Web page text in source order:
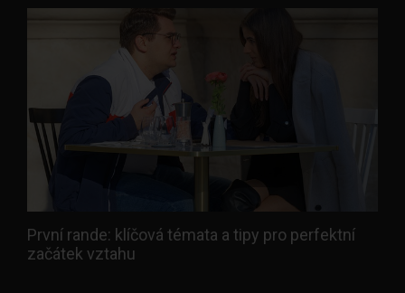
První rande: klíčová témata a tipy pro perfektní
začátek vztahu